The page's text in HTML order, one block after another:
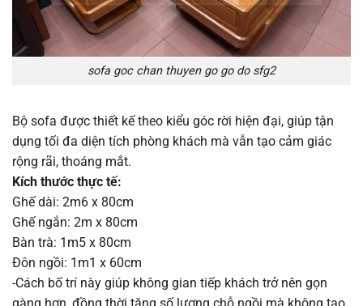
sofa goc chan thuyen go go do sfg2
Bộ sofa được thiết kế theo kiểu góc rời hiện đại, giúp tận
dụng tối đa diện tích phòng khách mà vẫn tạo cảm giác
rộng rãi, thoáng mắt.
Kích thước thực tế:
Ghế dài: 2m6 x 80cm
Ghế ngắn: 2m x 80cm
Bàn trà: 1m5 x 80cm
Đôn ngồi: 1m1 x 60cm
-Cách bố trí này giúp không gian tiếp khách trở nên gọn
gàng hơn, đồng thời tăng số lượng chỗ ngồi mà không tạo